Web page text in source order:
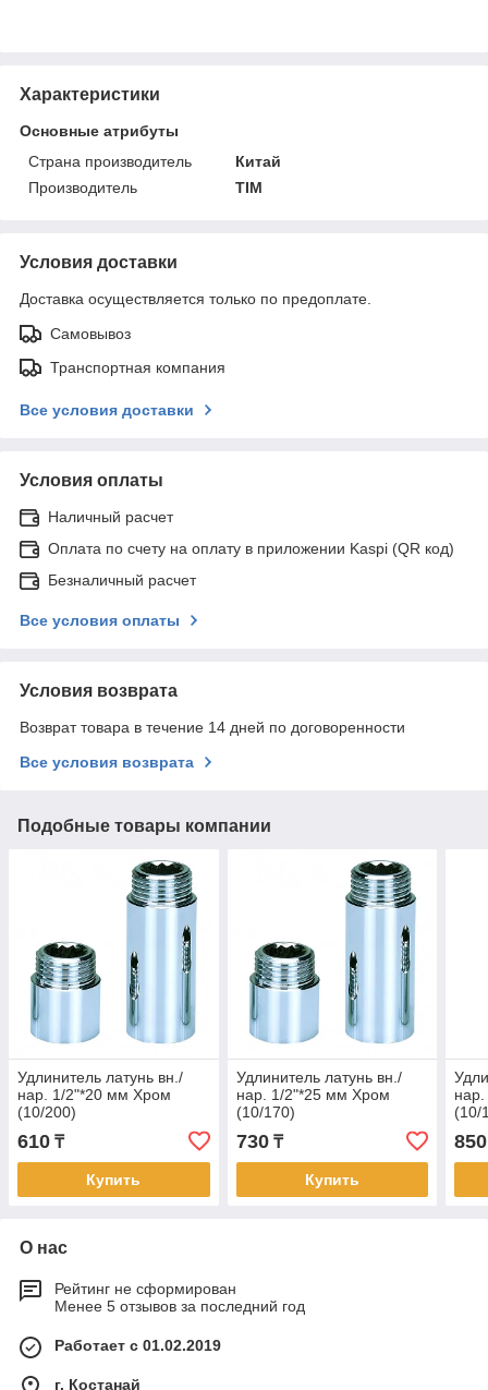
Характеристики
Основные атрибуты
Страна производитель
Китай
Производитель
TIM
Условия доставки
Доставка осуществляется только по предоплате.
Самовывоз
Транспортная компания
Все условия доставки
Условия оплаты
Наличный расчет
Оплата по счету на оплату в приложении Kaspi (QR код)
Безналичный расчет
Все условия оплаты
Условия возврата
Возврат товара в течение 14 дней по договоренности
Все условия возврата
Подобные товары компании
Удлинитель латунь вн./
нар. 1/2"*20 мм Хром
(10/200)
610 ₸
Купить
Удлинитель латунь вн./
нар. 1/2"*25 мм Хром
(10/170)
730₸
Купить
(10/
850
О нас
Рейтинг не сформирован
Менее 5 отзывов за последний год
Работает с 01.02.2019
г. Костанай